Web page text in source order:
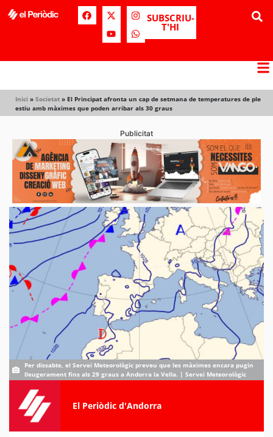
SUBSCRIU-
T'HI
Inici » Societat » El Principat afronta un cap de setmana de temperatures de ple
estiu amb màximes que poden arribar als 30 graus
Publicitat
Per dissabte, el Servei Meteorològic preveu que les màximes encara pugin
lleugerament fins als 29 graus a Andorra la Vella. | Servei Meteorològic
El Periòdic d'Andorra